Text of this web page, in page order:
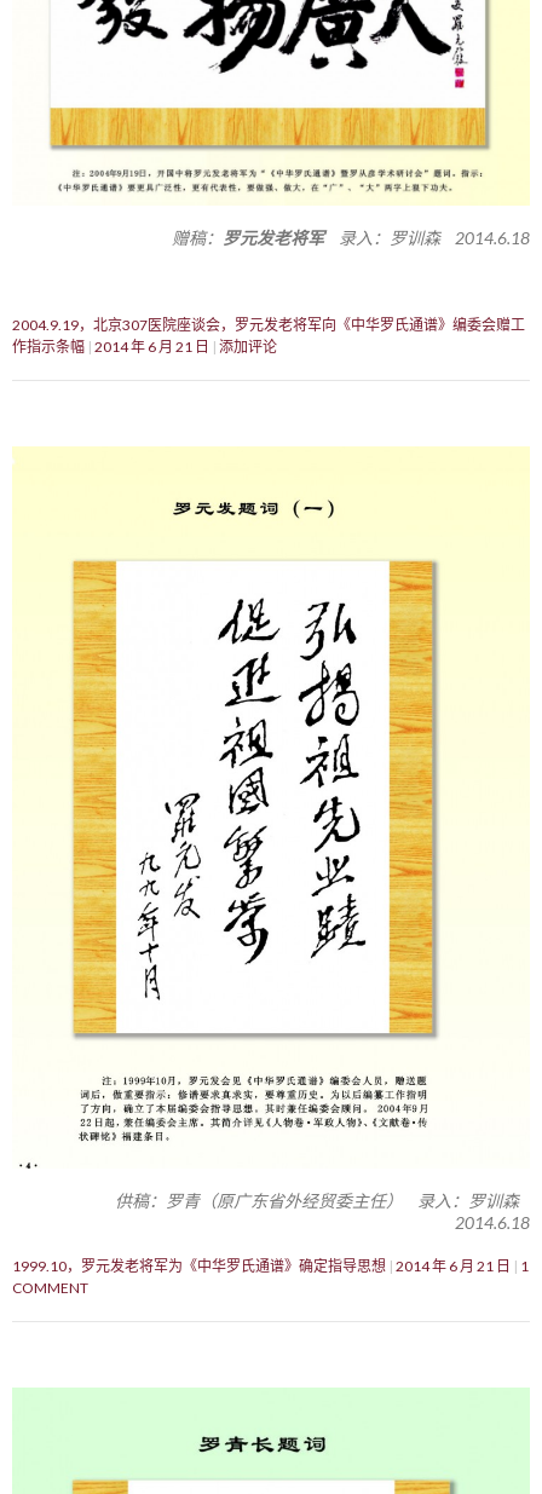
赠稿： 罗元发老将军录入：罗训森 2014.6.18
2004.9.19，北京307医院座谈会，罗元发老将军向《中华罗氏通谱》编委会赠工
作指示条幅 2014 年 6 月 21 日 添加评论
供稿：罗青（原广东省外经贸委主任） 录入：罗训森
2014.6.18
1999.10，罗元发老将军为《中华罗氏通谱》确定指导思想 2014 年 6 月 21 日
1
COMMENT